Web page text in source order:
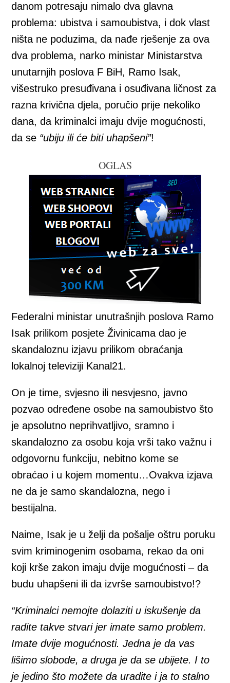
danom potresaju nimalo dva glavna
problema: ubistva i samoubistva, i dok vlast
ništa ne poduzima, da nađe rješenje za ova
dva problema, narko ministar Ministarstva
unutarnjih poslova F BiH, Ramo Isak,
višestruko presuđivana i osuđivana ličnost za
razna krivična djela, poručio prije nekoliko
dana, da kriminalci imaju dvije mogućnosti,
da se “ubiju ili će biti uhapšeni”!
OGLAS
Federalni ministar unutrašnjih poslova Ramo
Isak prilikom posjete Živinicama dao je
skandaloznu izjavu prilikom obraćanja
lokalnoj televiziji Kanal21.
On je time, svjesno ili nesvjesno, javno
pozvao određene osobe na samoubistvo što
je apsolutno neprihvatljivo, sramno i
skandalozno za osobu koja vrši tako važnu i
odgovornu funkciju, nebitno kome se
obraćao i u kojem momentu…Ovakva izjava
ne da je samo skandalozna, nego i
bestijalna.
Naime, Isak je u želji da pošalje oštru poruku
svim kriminogenim osobama, rekao da oni
koji krše zakon imaju dvije mogućnosti – da
budu uhapšeni ili da izvrše samoubistvo!?
“Kriminalci nemojte dolaziti u iskušenje da
radite takve stvari jer imate samo problem.
Imate dvije mogućnosti. Jedna je da vas
lišimo slobode, a druga je da se ubijete. I to
je jedino što možete da uradite i ja to stalno